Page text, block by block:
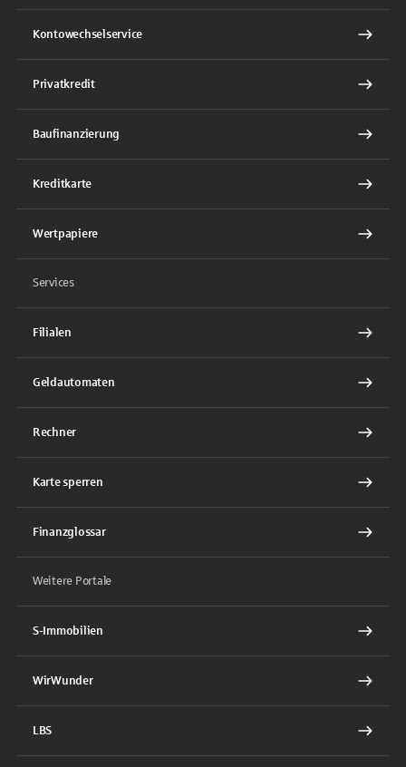
Kontowechselservice
Privatkredit
Baufinanzierung
Kreditkarte
Wertpapiere
Services
Filialen
Geldautomaten
Rechner
Karte sperren
Finanzglossar
Weitere Portale
S-Immobilien
WirWunder
LBS